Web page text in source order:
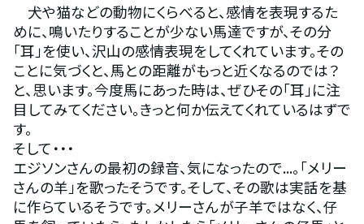
犬や猫などの動物にくらべると、感情を表現するた
めに、鳴いたりすることが少ない馬達ですが、その分
「耳」を使い、沢山の感情表現をしてくれています。その
ことに気づくと、馬との距離がもっと近くなるのでは？
と、思います。今度馬にあった時は、ぜひその「耳」に注
目してみてください。きっと何か伝えてくれているはずで
す。
そして・・・
エジソンさんの最初の録音、気になったので...。｢メリー
さんの羊」を歌ったそうです。そして、その歌は実話を基
に作らているそうです。メリーさんが子羊ではなく、仔